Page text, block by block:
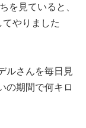
見ていると、
やりました
ルさんを毎日見
の期間で何キロ